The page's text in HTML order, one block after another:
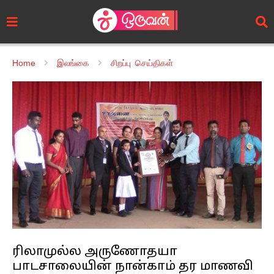
Home இலங்கை சிறப்பு செய்திகள்
ரிலாமுல்ல அருணோதயா
பாடசாலையின் நான்காம் தர மாணவி